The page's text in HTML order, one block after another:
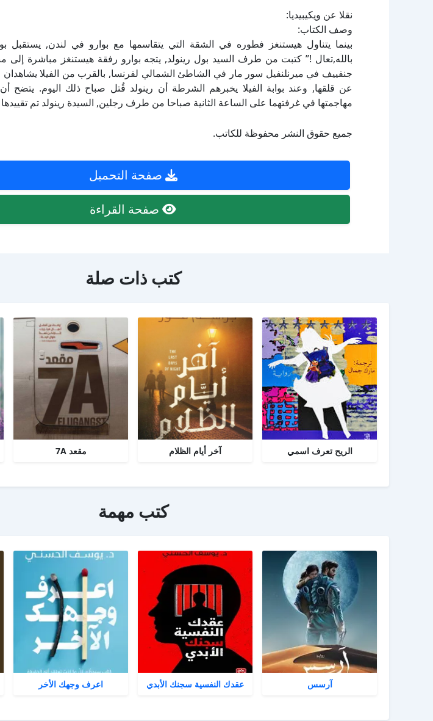
نقلا عن ويكيبيديا:
وصف الكتاب:
بينما يتناول هيستنغز فطوره في الشقة التي يتقاسمها مع بوارو في لندن, يستقبل
بالله,تعال !” كتبت من طرف السيد بول رينولد, يتجه بوارو رفقة هيستنغز مباشرة إلى
جنفييف في ميرنلنفيل سور مار في الشاطئ الشمالي لفرنسا, بالقرب من الفيلا يشاهدان
عن قلقها, وعند بوابة الفيلا يخبرهم الشرطة أن رينولد قُتل صباح ذلك اليوم. يتضح
مهاجمتها في غرفتهما على الساعة الثانية صباحا من طرف رجلين, السيدة رينولد تم تقييدها
جميع حقوق النشر محفوظة للكاتب.
صفحة التحميل
صفحة القراءة
كتب ذات صلة
الريح تعرف اسمي آخر أيام الظلام مقعد 7A
كتب مهمة
آرسس عقدك النفسية سجنك الأبدي اعرف وجهك الأخر